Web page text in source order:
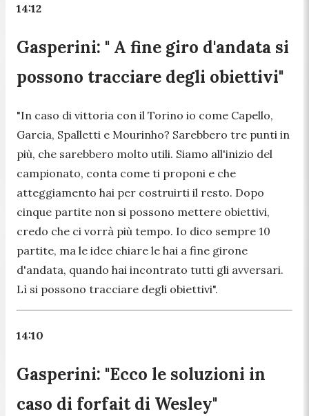
14:12
Gasperini: " A fine giro d'andata si
possono tracciare degli obiettivi"
"In caso di vittoria con il Torino io come Capello,
Garcia, Spalletti e Mourinho? Sarebbero tre punti in
più, che sarebbero molto utili. Siamo all'inizio del
campionato, conta come ti proponi e che
atteggiamento hai per costruirti il resto. Dopo
cinque partite non si possono mettere obiettivi,
credo che ci vorrà più tempo. Io dico sempre 10
partite, ma le idee chiare le hai a fine girone
d'andata, quando hai incontrato tutti gli avversari.
Lì si possono tracciare degli obiettivi".
14:10
Gasperini: "Ecco le soluzioni in
caso di forfait di Wesley"